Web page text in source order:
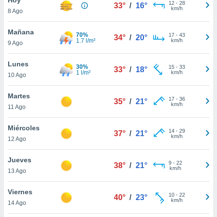
en
más
nuestra
de
cookies
aceptar
8 Ago
33° / 16° 12- 28
km/h
Mañana
9 Ago
70%
1.7 l/m²
34° / 20° 17- 43
km/h
Lunes
10 Ago
30%
1 l/m²
33° / 18° 15- 33
km/h
Martes
11 Ago
35° / 21° 17- 36
km/h
Miércoles
12 Ago
37° / 21° 14- 29
km/h
Jueves
13 Ago
38° / 21° 9- 22
km/h
Viernes
14 Ago
40° / 23° 10- 22
km/h